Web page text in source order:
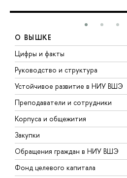
О ВЫШКЕ
Цифры и факты
Руководство и структура
Устойчивое развитие в НИУ ВШЭ
Преподаватели и сотрудники
Корпуса и общежития
Закупки
Обращения граждан в НИУ ВШЭ
Фонд целевого капитала